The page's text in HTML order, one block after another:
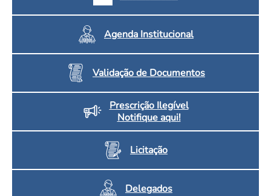
Agenda Institucional
Validação de Documentos
Prescrição Ilegível
Notifique aqui!
Licitação
Delegados